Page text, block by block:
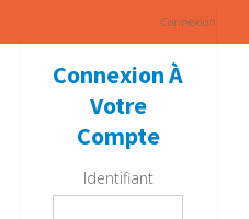
Connexion
Connexion À
Votre
Compte
Identifiant